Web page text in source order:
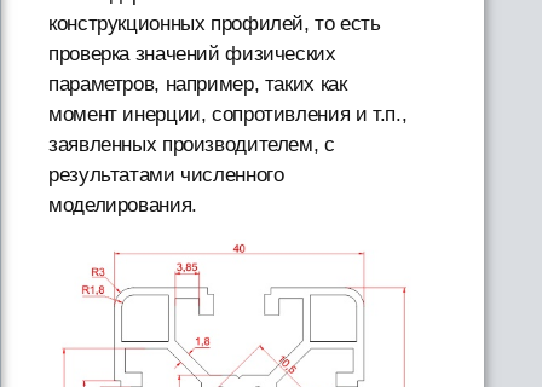
конструкционных профилей, то есть
проверка значений физических
параметров, например, таких как
момент инерции, сопротивления и т.п.,
заявленных производителем, с
результатами численного
моделирования.